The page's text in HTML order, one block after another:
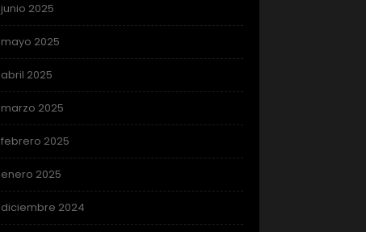
junio 2025
mayo 2025
abril 2025
marzo 2025
febrero 2025
enero 2025
diciembre 2024